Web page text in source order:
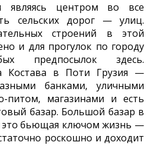
являясь центром во все
сельских дорог — улиц.
строений в этой
и для прогулок по городу
предпосылок здесь.
Костава в Поти Грузия —
банками, уличными
питом, магазинами и есть
базар. Большой базар в
это бьющая ключом жизнь —
роскошно и доходит